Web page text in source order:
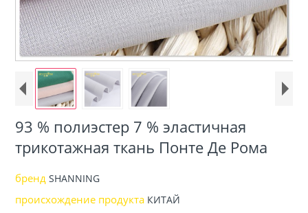
93 % полиэстер 7 % эластичная
трикотажная ткань Понте Де Рома
брендSHANNING
происхождение продукта КИТАЙ